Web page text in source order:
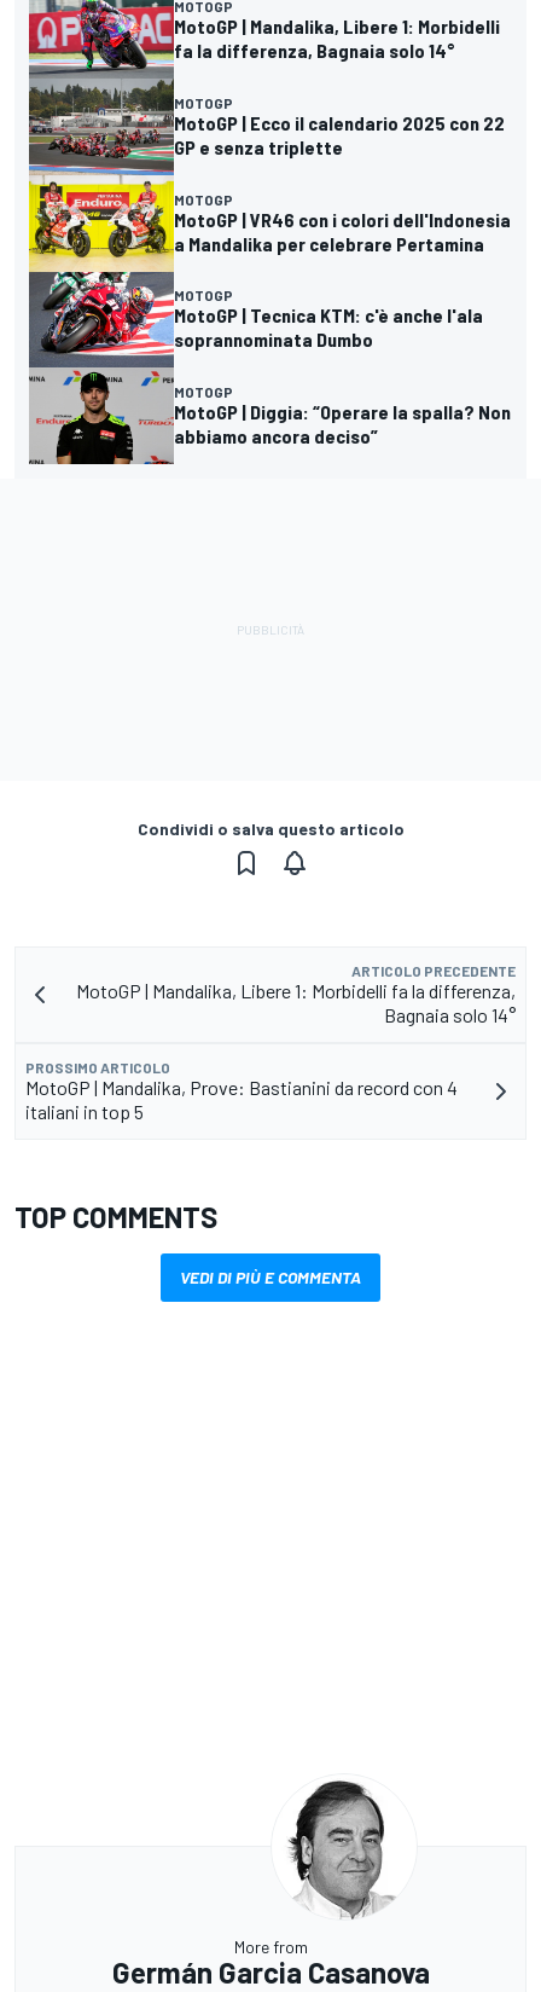
MOTOGP
MotoGP | Mandalika, Libere 1: Morbidelli
fa la differenza, Bagnaia solo 14°
MOTOGP
MotoGP | Ecco il calendario 2025 con 22
GP e senza triplette
MOTOGP
MotoGP | VR46 con i colori dell'Indonesia
a Mandalika per celebrare Pertamina
MOTOGP
MotoGP | Tecnica KTM: c'è anche l'ala
soprannominata Dumbo
MOTOGP
MotoGP | Diggia: “Operare la spalla? Non
abbiamo ancora deciso”
Condividi o salva questo articolo
ARTICOLO PRECEDENTE
MotoGP | Mandalika, Libere 1: Morbidelli fa la differenza,
Bagnaia solo 14°
PROSSIMO ARTICOLO
MotoGP | Mandalika, Prove: Bastianini da record con 4
italiani in top 5
TOP COMMENTS
VEDI DI PIÙ E COMMENTA
More from
Germán Garcia Casanova